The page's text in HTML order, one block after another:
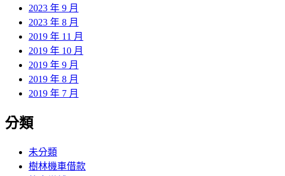
2023 年 9 月
2023 年 8 月
2019 年 11 月
2019 年 10 月
2019 年 9 月
2019 年 8 月
2019 年 7 月
分類
未分類
樹林機車借款